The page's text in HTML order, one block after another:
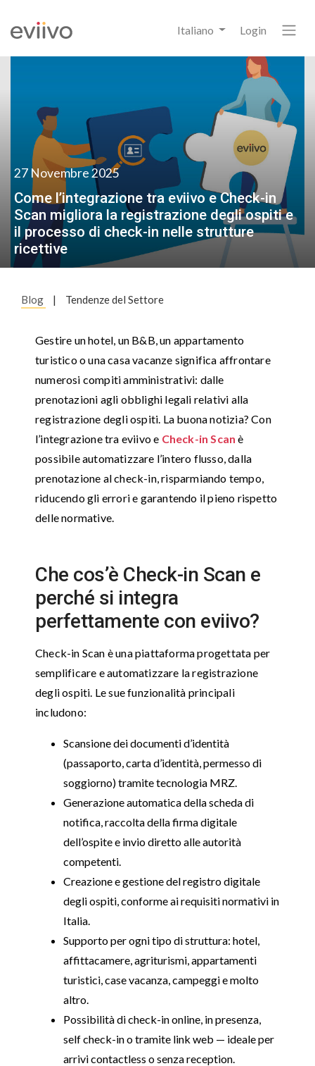
Italiano Login
27 Novembre 2025
Come l’integrazione tra eviivo e Check-in
Scan migliora la registrazione degli ospiti e
il processo di check-in nelle strutture
ricettive
Blog | Tendenze del Settore
Gestire un hotel, un B&B, un appartamento
turistico o una casa vacanze significa affrontare
numerosi compiti amministrativi: dalle
prenotazioni agli obblighi legali relativi alla
registrazione degli ospiti. La buona notizia? Con
l’integrazione tra eviivo e Check-in Scan è
possibile automatizzare l’intero flusso, dalla
prenotazione al check-in, risparmiando tempo,
riducendo gli errori e garantendo il pieno rispetto
delle normative.
Che cos’è Check-in Scan e
perché si integra
perfettamente con eviivo?
Check-in Scan è una piattaforma progettata per
semplificare e automatizzare la registrazione
degli ospiti. Le sue funzionalità principali
includono:
Scansione dei documenti d’identità
(passaporto, carta d’identità, permesso di
soggiorno) tramite tecnologia MRZ.
Generazione automatica della scheda di
notifica, raccolta della firma digitale
dell’ospite e invio diretto alle autorità
competenti.
Creazione e gestione del registro digitale
degli ospiti, conforme ai requisiti normativi in
Italia.
Supporto per ogni tipo di struttura: hotel,
affittacamere, agriturismi, appartamenti
turistici, case vacanza, campeggi e molto
altro.
Possibilità di check-in online, in presenza,
self check-in o tramite link web — ideale per
arrivi contactless o senza reception.